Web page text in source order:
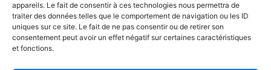
appareils. Le fait de consentir à ces technologies nous permettra de
traiter des données telles que le comportement de navigation ou les ID
uniques sur ce site. Le fait de ne pas consentir ou de retirer son
consentement peut avoir un effet négatif sur certaines caractéristiques
et fonctions.